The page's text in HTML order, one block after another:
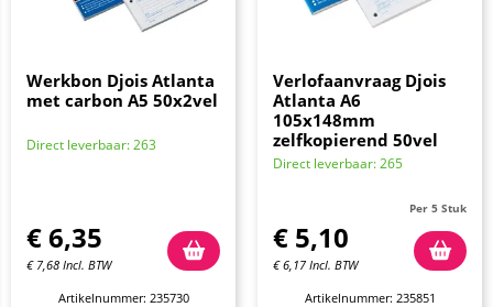
Werkbon Djois Atlanta
met carbon A5 50x2vel
Direct leverbaar: 263
€6,35
€ 7,68 Incl. BTW
Artikelnummer: 235730
Verlofaanvraag Djois
Atlanta A6
105x148mm
zelfkopierend 50vel
Direct leverbaar: 265
Per 5 Stuk
€ 5,10
€6,17 Incl. BTW
Artikelnummer: 235851